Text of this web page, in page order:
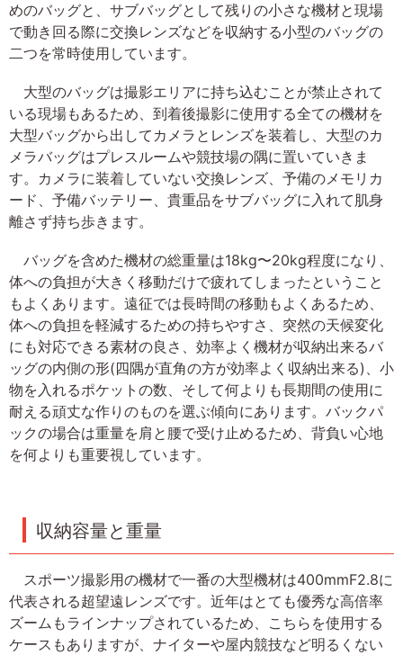
めのバッグと、サブバッグとして残りの小さな機材と現場
で動き回る際に交換レンズなどを収納する小型のバッグの
二つを常時使用しています。
大型のバッグは撮影エリアに持ち込むことが禁止されて
いる現場もあるため、到着後撮影に使用する全ての機材を
大型バッグから出してカメラとレンズを装着し、大型のカ
メラバッグはプレスルームや競技場の隅に置いていきま
す。カメラに装着していない交換レンズ、予備のメモリカ
ード、予備バッテリー、貴重品をサブバッグに入れて肌身
離さず持ち歩きます。
バッグを含めた機材の総重量は18kg〜20kg程度になり、
体への負担が大きく移動だけで疲れてしまったということ
もよくあります。遠征では長時間の移動もよくあるため、
体への負担を軽減するための持ちやすさ、突然の天候変化
にも対応できる素材の良さ、効率よく機材が収納出来るバ
ッグの内側の形(四隅が直角の方が効率よく収納出来る)、小
物を入れるポケットの数、そして何よりも長期間の使用に
耐える頑丈な作りのものを選ぶ傾向にあります。バックパ
ックの場合は重量を肩と腰で受け止めるため、背負い心地
を何よりも重要視しています。
収納容量と重量
スポーツ撮影用の機材で一番の大型機材は400mmF2.8に
代表される超望遠レンズです。近年はとても優秀な高倍率
ズームもラインナップされているため、こちらを使用する
ケースもありますが、ナイターや屋内競技など明るくない